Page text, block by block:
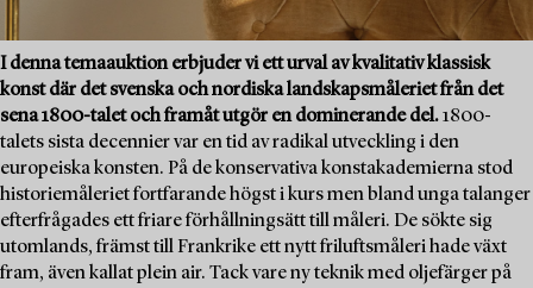
I denna temaauktion erbjuder vi ett urval av kvalitativ klassisk
konst där det svenska och nordiska landskapsmåleriet från det
sena 1800-talet och framåt utgör en dominerande del.1800-
talets sista decennier var en tid av radikal utveckling i den
europeiska konsten. På de konservativa konstakademierna stod
historiemåleriet fortfarande högst i kurs men bland unga talanger
efterfrågades ett friare förhållningsätt till måleri. De sökte sig
utomlands, främst till Frankrike ett nytt friluftsmåleri hade växt
fram, även kallat plein air. Tack vare ny teknik med oljefärger på